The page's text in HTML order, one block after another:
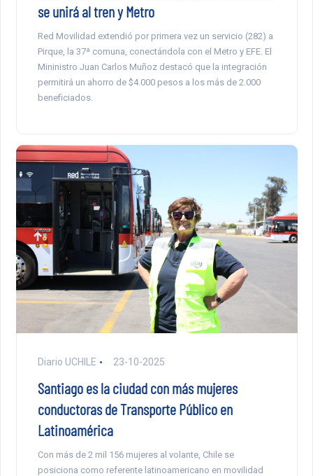
se unirá al tren y Metro
Red Movilidad extendió por primera vez un servicio (282) a
Pirque, la 37ª comuna, conectándola con el Metro y EFE. El
Mininistro Juan Carlos Muñoz destacó que la integración
permitirá un ahorro de $4.000 pesos a los más de 2.000
beneficiados.
Diario UCHILE 23-10-2025
Santiago es la ciudad con más mujeres
conductoras de Transporte Público en
Latinoamérica
Con más de 2 mil 156 mujeres al volante, Chile se
posiciona como referente latinoamericano en movilidad